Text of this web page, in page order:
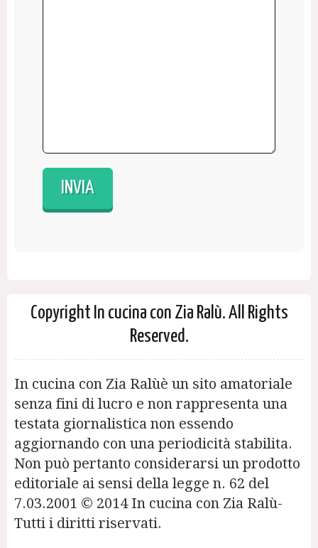
Copyright In cucina con Zia Ralù. All Rights
Reserved.
In cucina con Zia Ralùè un sito amatoriale
senza fini di lucro e non rappresenta una
testata giornalistica non essendo
aggiornando con una periodicità stabilita.
Non può pertanto considerarsi un prodotto
editoriale ai sensi della legge n. 62 del
7.03.2001 © 2014 In cucina con Zia Ralù-
Tutti i diritti riservati.